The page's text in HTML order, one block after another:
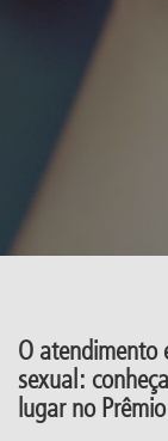
O atendimento
sexual:
lugar no